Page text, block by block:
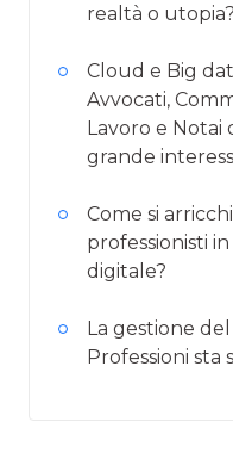
realtà o utopia?
Cloud e Big
Avvocati,
Lavoro e Notai
grande
Come si
professionisti
digitale?
La gestione
Professioni sta